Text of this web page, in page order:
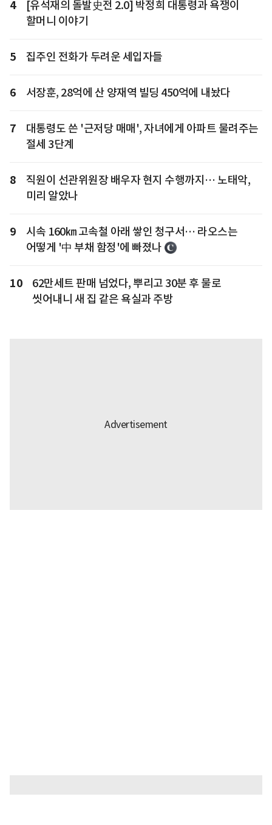
4
[유석재의 돌발史전 2.0] 박정희 대통령과 욕쟁이
할머니 이야기
5 집주인 전화가 두려운 세입자들
6 서장훈, 28억에 산 양재역 빌딩 450억에 내놨다
7
대통령도 쓴 '근저당 매매', 자녀에게 아파트 물려주는
절세 3단계
8
직원이 선관위원장 배우자 현지 수행까지… 노태악,
미리 알았나
9
시속 160㎞ 고속철 아래 쌓인 청구서… 라오스는
어떻게 '中 부채 함정'에 빠졌나
10
62만세트 판매 넘었다, 뿌리고 30분 후 물로
씻어내니 새 집 같은 욕실과 주방